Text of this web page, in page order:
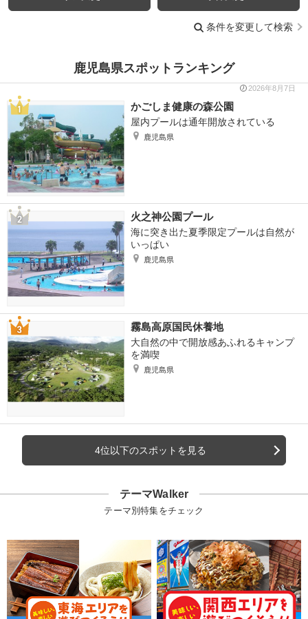
条件を変更して検索
鹿児島県スポットランキング
2026年8月7日
かごしま健康の森公園
屋内プールは通年開放されている
鹿児島県
火之神公園プール
海に突き出た夏季限定プールは自然が
いっぱい
鹿児島県
霧島高原国民休養地
大自然の中で開放感あふれるキャンプ
を満喫
鹿児島県
4位以下のスポットを見る
テーマWalker
テーマ別特集をチェック